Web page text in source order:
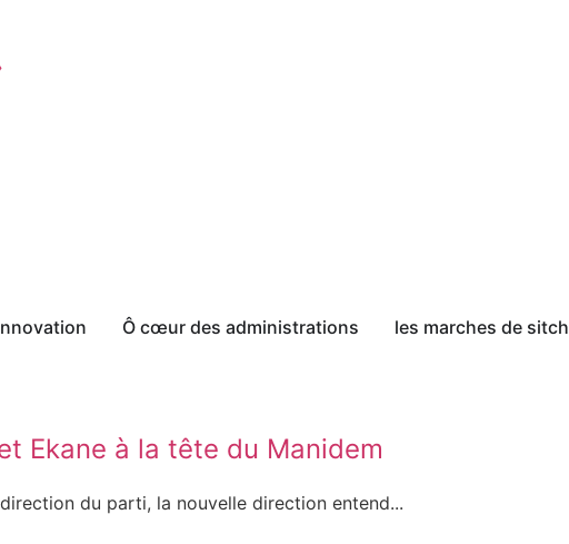
Ô cœur des administrations les marches de sitch
Ekane à la tête du Manidem
du parti, la nouvelle direction entend...